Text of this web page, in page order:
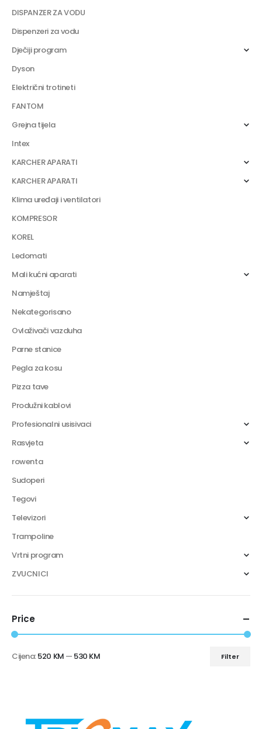
DISPANZER ZA VODU
Dispenzeri za vodu
Dječiji program
Dyson
Električni trotineti
FANTOM
Grejna tijela
Intex
KARCHER APARATI
KARCHER APARATI
Klima uređaji i ventilatori
KOMPRESOR
KOREL
Ledomati
Mali kućni aparati
Namještaj
Nekategorisano
Ovlaživači vazduha
Parne stanice
Pegla za kosu
Pizza tave
Produžni kablovi
Profesionalni usisivaci
Rasvjeta
rowenta
Sudoperi
Tegovi
Televizori
Trampoline
Vrtni program
ZVUCNICI
Price
Filter
Cijena:520 KM — 530 KM